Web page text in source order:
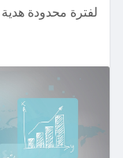
لفترة محدودة
برنامج تصميم